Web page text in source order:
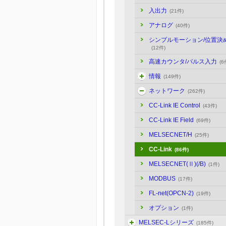
入出力 (21件)
アナログ (40件)
シンプルモーション/位置決
(12件)
高速カウンタ/パルス入力 (6
情報 (149件)
ネットワーク (262件)
CC-Link IE Control (43件)
CC-Link IE Field (69件)
MELSECNET/H (25件)
CC-Link (86件)
MELSECNET(Ⅱ)(/B) (1件)
MODBUS (17件)
FL-net(OPCN-2) (19件)
オプション (1件)
MELSEC-Lシリーズ (185件)